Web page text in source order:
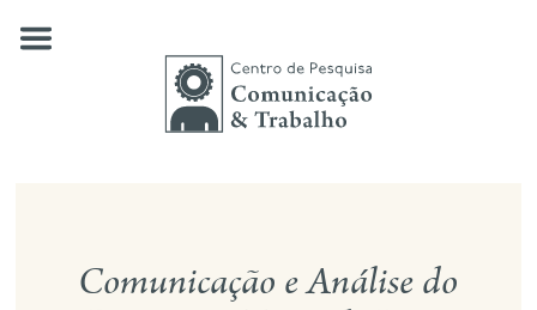
nossas pesquisas
Comunicação e Análise do